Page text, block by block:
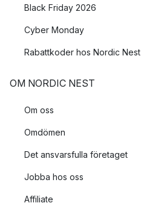
Black Friday 2026
Cyber Monday
Rabattkoder hos Nordic Nest
OM NORDIC NEST
Om oss
Omdömen
Det ansvarsfulla företaget
Jobba hos oss
Affiliate